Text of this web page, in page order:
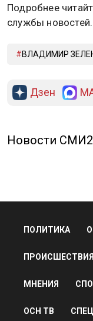
Подробнее
службы новостей.
ВЛАДИМИР
Дзен
Новости СМИ2
ПОЛИТИКА
ПРОИСШЕСТВИЯ
МНЕНИЯ
ОСН ТВ